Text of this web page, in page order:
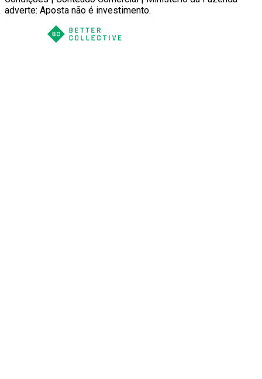
adverte: Aposta não é investimento.